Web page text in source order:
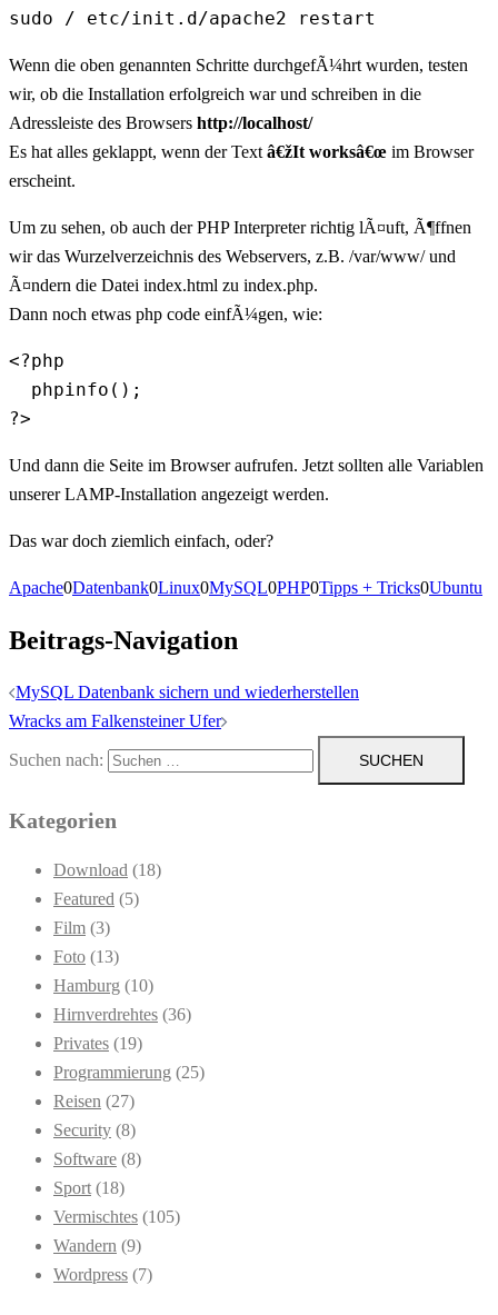
sudo / etc/init.d/apache2 restart
Wenn die oben genannten Schritte durchgefÃ¼hrt wurden, testen
wir, ob die Installation erfolgreich war und schreiben in die
Adressleiste des Browsers http://localhost/
Es hat alles geklappt, wenn der Text â€žIt worksâ€œ im Browser
erscheint.
Um zu sehen, ob auch der PHP Interpreter richtig lÃ¤uft, Ã¶ffnen
wir das Wurzelverzeichnis des Webservers, z.B. /var/www/ und
Ã¤ndern die Datei index.html zu index.php.
Dann noch etwas php code einfÃ¼gen, wie:
<?php
  phpinfo();
?>
Und dann die Seite im Browser aufrufen. Jetzt sollten alle Variablen
unserer LAMP-Installation angezeigt werden.
Das war doch ziemlich einfach, oder?
Apache0Datenbank0Linux0MySQL0PHP0Tipps + Tricks0Ubuntu
Beitrags-Navigation
MySQL Datenbank sichern und wiederherstellen
Wracks am Falkensteiner Ufer
Suchen nach:
Kategorien
Download (18)
Featured (5)
Film (3)
Foto (13)
Hamburg (10)
Hirnverdrehtes (36)
Privates (19)
Programmierung (25)
Reisen (27)
Security (8)
Software (8)
Sport (18)
Vermischtes (105)
Wandern (9)
Wordpress (7)